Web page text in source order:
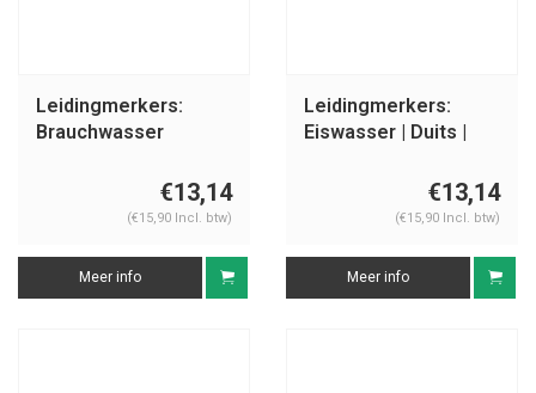
Leidingmerkers:
Brauchwasser
€13,14
(€15,90 Incl. btw)
Meer info
Leidingmerkers:
Eiswasser | Duits |
€13,14
(€15,90 Incl. btw)
Meer info